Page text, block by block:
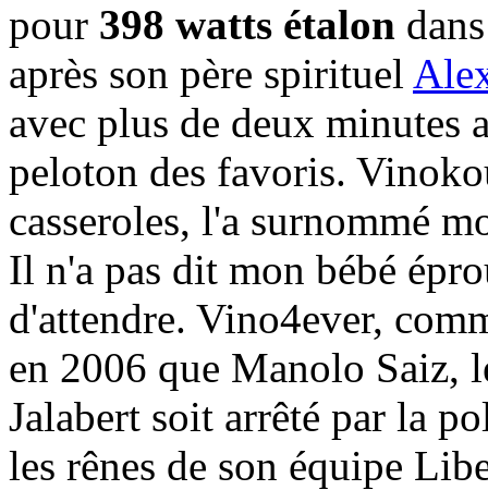
pour 398 watts étalon
après son père spirituel
avec plus de deux minutes
peloton des favoris.
casseroles, l'a surnommé
Il n'a pas dit mon bébé
d'attendre. Vino4ever,
en 2006 que Manolo Saiz,
Jalabert soit arrêté par la
les rênes de son équipe